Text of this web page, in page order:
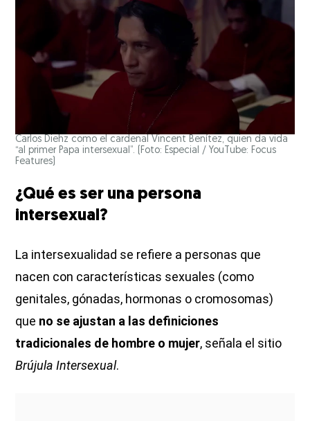
Carlos Diehz como el cardenal Vincent Benítez, quien da vida
“al primer Papa intersexual”. (Foto: Especial / YouTube: Focus
Features)
¿Qué es ser una persona
intersexual?
La intersexualidad se refiere a personas que
nacen con características sexuales (como
genitales, gónadas, hormonas o cromosomas)
que no se ajustan a las definiciones
tradicionales de hombre o mujer, señala el sitio
Brújula Intersexual.